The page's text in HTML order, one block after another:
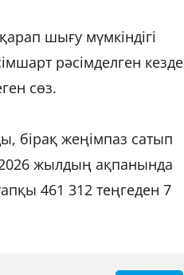
шығу мүмкіндігі
рәсімделген кезде
сөз.
бірақ жеңімпаз сатып
жылдың ақпанында
461 312 теңгеден 7